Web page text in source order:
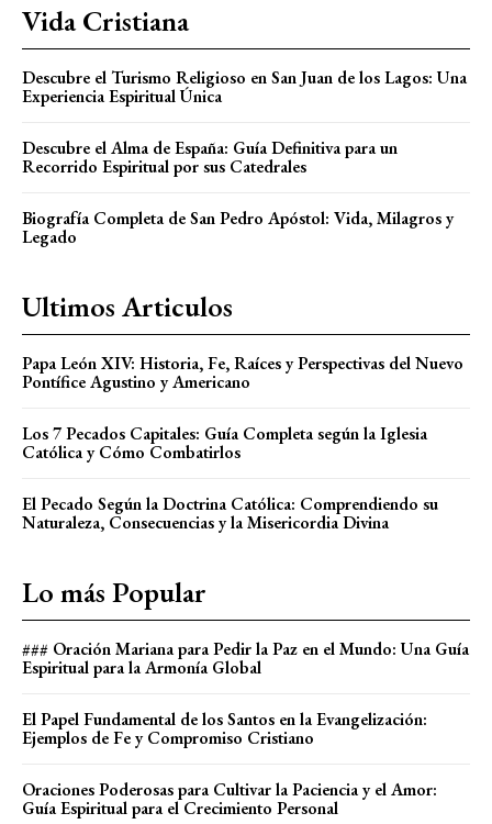
Vida Cristiana
Descubre el Turismo Religioso en San Juan de los Lagos: Una
Experiencia Espiritual Única
Descubre el Alma de España: Guía Definitiva para un
Recorrido Espiritual por sus Catedrales
Biografía Completa de San Pedro Apóstol: Vida, Milagros y
Legado
Ultimos Articulos
Papa León XIV: Historia, Fe, Raíces y Perspectivas del Nuevo
Pontífice Agustino y Americano
Los 7 Pecados Capitales: Guía Completa según la Iglesia
Católica y Cómo Combatirlos
El Pecado Según la Doctrina Católica: Comprendiendo su
Naturaleza, Consecuencias y la Misericordia Divina
Lo más Popular
### Oración Mariana para Pedir la Paz en el Mundo: Una Guía
Espiritual para la Armonía Global
El Papel Fundamental de los Santos en la Evangelización:
Ejemplos de Fe y Compromiso Cristiano
Oraciones Poderosas para Cultivar la Paciencia y el Amor:
Guía Espiritual para el Crecimiento Personal